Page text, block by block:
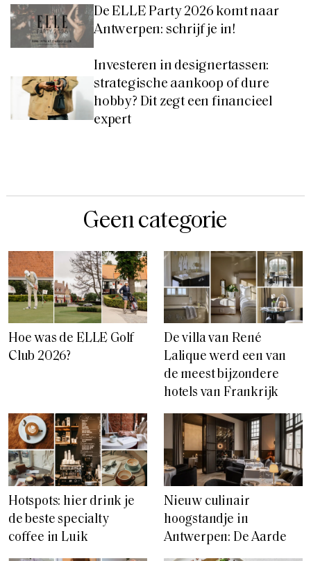
De ELLE Party 2026 komt naar
Antwerpen: schrijf je in!
Investeren in designertassen:
strategische aankoop of dure
hobby? Dit zegt een financieel
expert
Geen categorie
Hoe was de ELLE Golf
Club 2026?
De villa van René
Lalique werd een van
de meest bijzondere
hotels van Frankrijk
Hotspots: hier drink je
de beste specialty
coffee in Luik
Nieuw culinair
hoogstandje in
Antwerpen: De Aarde